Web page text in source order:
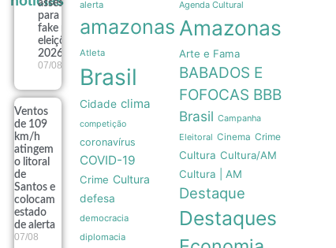
assessoramento
para vigiar IA e
fake news nas
eleições de
2026
07/08
Ventos
de 109
km/h
atingem
o litoral
de
Santos e
colocam
estado
de alerta
07/08
alerta
amazonas
Atleta
Brasil
Cidade clima
competição
coronavírus
COVID-19
Crime Cultura
defesa
democracia
diplomacia
Agenda Cultural
Amazonas
Arte e Fama
BABADOS E
FOFOCAS BBB
Brasil Campanha
Eleitoral Cinema Crime
Cultura Cultura/AM
Cultura | AM
Destaque
Destaques